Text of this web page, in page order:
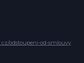
odstoupeni-od-smlouvy